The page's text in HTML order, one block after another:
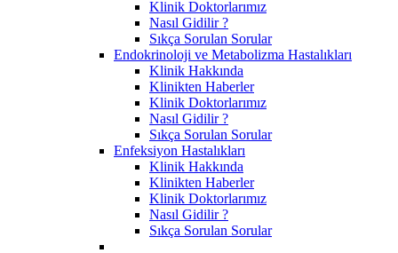
Klinik Doktorlarımız
Nasıl Gidilir ?
Sıkça Sorulan Sorular
Endokrinoloji ve Metabolizma Hastalıkları
Klinik Hakkında
Klinikten Haberler
Klinik Doktorlarımız
Nasıl Gidilir ?
Sıkça Sorulan Sorular
Enfeksiyon Hastalıkları
Klinik Hakkında
Klinikten Haberler
Klinik Doktorlarımız
Nasıl Gidilir ?
Sıkça Sorulan Sorular